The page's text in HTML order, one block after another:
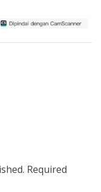
Required